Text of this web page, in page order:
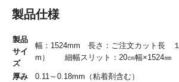
製品仕様
製品
サイ
ズ
幅：1524mm 長さ：ご注文カット長
m） 細幅スリット：20㎝幅×1524㎜
厚み
0.11～0.18mm（粘着剤含む）